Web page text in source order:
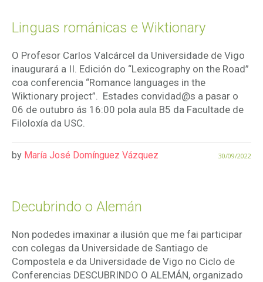
Linguas románicas e Wiktionary
O Profesor Carlos Valcárcel da Universidade de Vigo
inaugurará a II. Edición do “Lexicography on the Road”
coa conferencia “Romance languages in the
Wiktionary project”. Estades convidad@s a pasar o
06 de outubro ás 16:00 pola aula B5 da Facultade de
Filoloxía da USC.
30/09/2022
by María José Domínguez Vázquez
Decubrindo o Alemán
Non podedes imaxinar a ilusión que me fai participar
con colegas da Universidade de Santiago de
Compostela e da Universidade de Vigo no Ciclo de
Conferencias DESCUBRINDO O ALEMÁN, organizado